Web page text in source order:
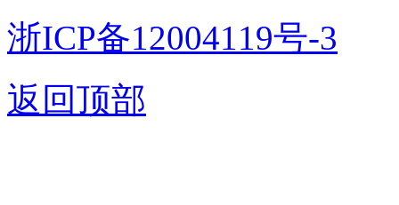
浙ICP备12004119号-3
返回顶部